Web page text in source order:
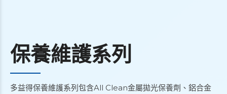
保養維護系列
多益得保養維護系列包含All Clean金屬拋光保養劑、鋁合金